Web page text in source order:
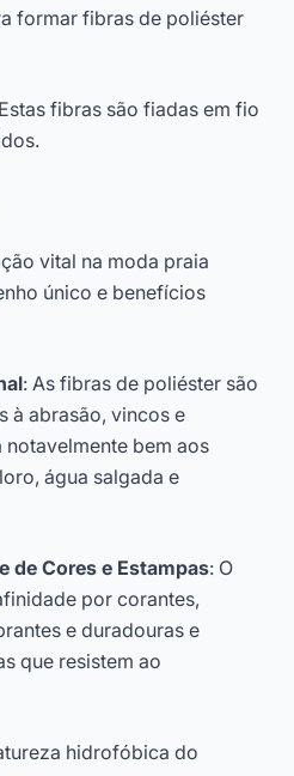
formar fibras de poliéster
fibras são fiadas em fio
vital na moda praia
único e benefícios
: As fibras de poliéster são
à abrasão, vincos e
notavelmente bem aos
água salgada e
de Cores e Estampas: O
por corantes,
e duradouras e
que resistem ao
hidrofóbica do